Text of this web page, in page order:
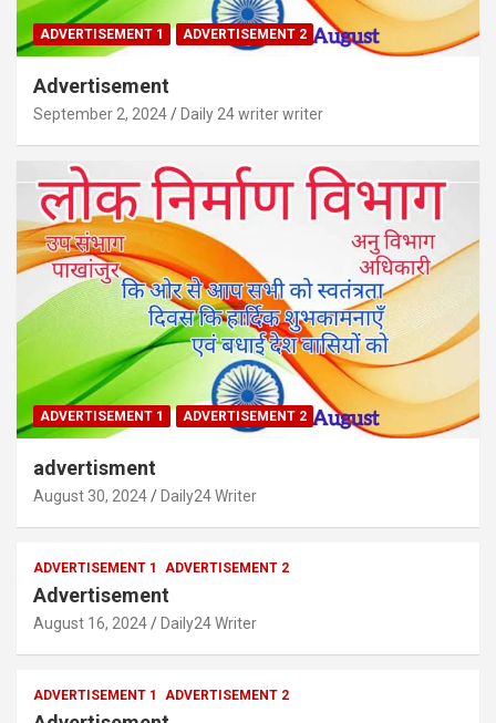
ADVERTISEMENT 1 ADVERTISEMENT 2
Advertisement
September 2, 2024 Daily 24 writer writer
ADVERTISEMENT 1 ADVERTISEMENT 2
advertisment
August 30, 2024 Daily24 Writer
ADVERTISEMENT 1 ADVERTISEMENT 2
Advertisement
August 16, 2024 Daily24 Writer
ADVERTISEMENT 1 ADVERTISEMENT 2